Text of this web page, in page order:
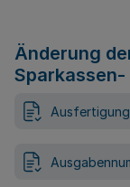
Änderung